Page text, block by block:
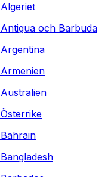
Algeriet
Antigua och Barbuda
Argentina
Armenien
Australien
Österrike
Bahrain
Bangladesh